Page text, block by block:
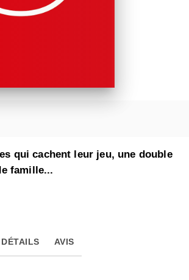
qui cachent leur jeu, une double
famille...
DÉTAILS AVIS